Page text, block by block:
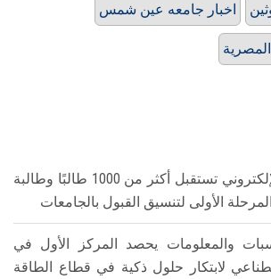
اخبار جامعه عين شمس
المصرية
معامل التنسيق الإلكتروني تستقبل أكثر من 1000 طالبًا وطالبة
الأولى لتنسيق القبول بالجامعات
والمعلومات يحصد المركز الأول في
لابتكار حلول ذكية في قطاع الطاقة